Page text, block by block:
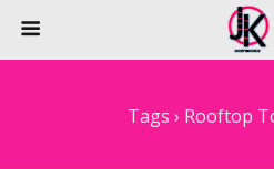
Tags › Rooftop